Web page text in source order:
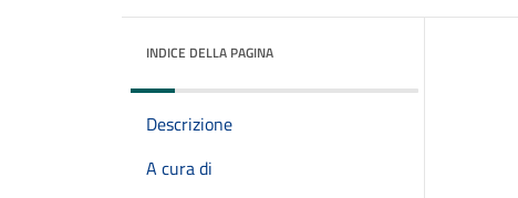
INDICE DELLA PAGINA
Descrizione
A cura di